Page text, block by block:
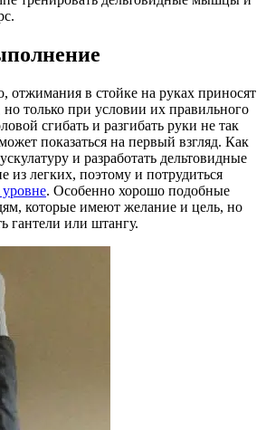
отжимания в стойке на руках приносят
только при условии их правильного
сгибать и разгибать руки не так
показаться на первый взгляд. Как
и разработать дельтовидные
из легких, поэтому и потрудиться
. Особенно хорошо подобные
которые имеют желание и цель, но
гантели или штангу.